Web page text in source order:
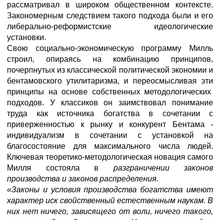
рассматривал в широком общественном контексте.
Закономерным следствием такого подхода были и его
либерально-реформистские идеологические
установки.
Свою социально-экономическую программу Милль
строил, опираясь на комбинацию принципов,
почерпнутых из классической политической экономии и
бентамовского утилитаризма, и переосмысливая эти
принципы на основе собственных методологических
подходов. У классиков он заимствовал понимание
труда как источника богатства в сочетании с
приверженностью к рынку и конкурент Бентама -
индивидуализм в сочетании с установкой на
благосостояние для максимального числа людей.
Ключевая теоретико-методологическая новация самого
Милля состояла в разграничении законов
производства и законов распределения.
«Законы и условия производства богатства имеют
характер иск свойственный естественным наукам. В
них нет ничего, зависящего от воли, ничего такого,